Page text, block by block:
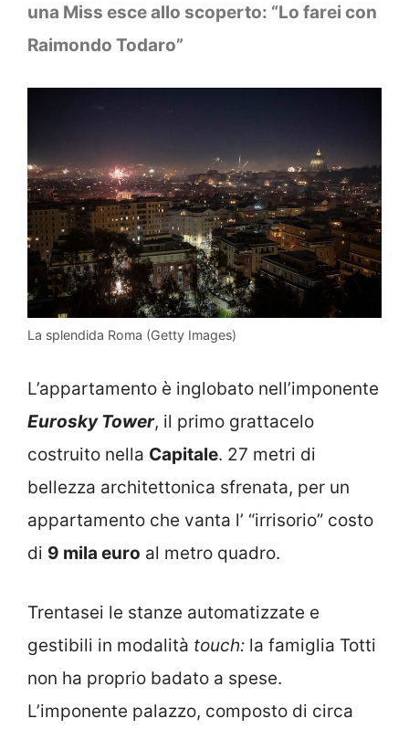
una Miss esce allo scoperto: “Lo farei con
Raimondo Todaro”
La splendida Roma (Getty Images)
L’appartamento è inglobato nell’imponente
Eurosky Tower, il primo grattacelo
costruito nella Capitale. 27 metri di
bellezza architettonica sfrenata, per un
appartamento che vanta l’ “irrisorio” costo
di 9 mila euro al metro quadro.
Trentasei le stanze automatizzate e
gestibili in modalità touch: la famiglia Totti
non ha proprio badato a spese.
L’imponente palazzo, composto di circa